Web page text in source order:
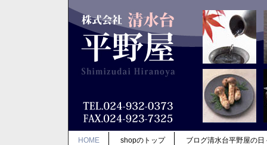
HOME shopのトップ ブログ清水台平野屋の日